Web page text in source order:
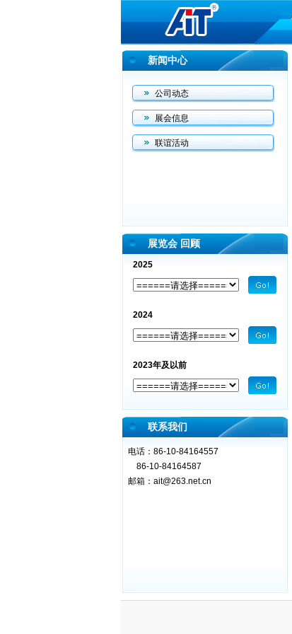
新闻中心
公司动态
展会信息
联谊活动
展览会 回顾
2025
2024
2023年及以前
联系我们
电话：86-10-84164557
86-10-84164587
邮箱： ait@263.net.cn